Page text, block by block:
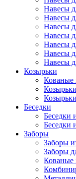
Навесы
Навесы
Навесы
Навесы
Навесы
Навесы
Навесы
Козырьки
Кованые
Беседки
Беседки
Беседки
Заборы
Заборы
Заборы
Кованые